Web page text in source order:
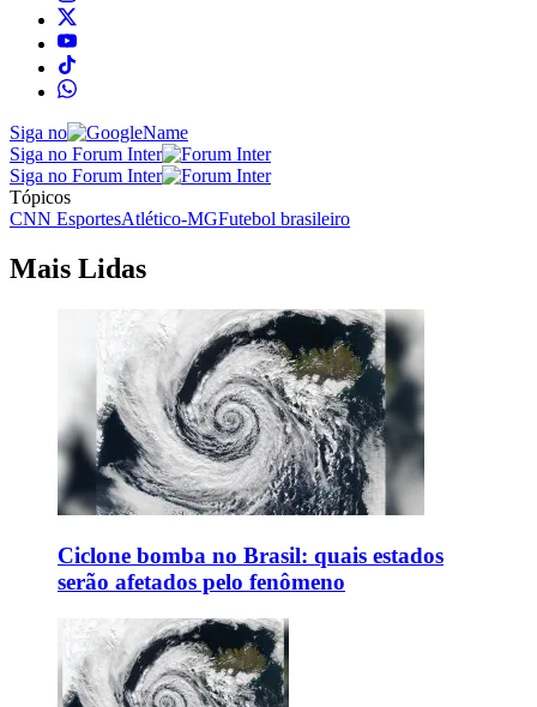
Siga no
Siga no Forum Inter
Siga no Forum Inter
Tópicos
CNN EsportesAtlético-MGFutebol brasileiro
Mais Lidas
Ciclone bomba no Brasil: quais estados
serão afetados pelo fenômeno